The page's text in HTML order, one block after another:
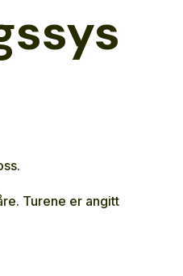
Turene er angitt